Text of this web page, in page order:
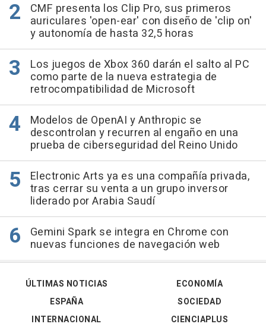
CMF presenta los Clip Pro, sus primeros
auriculares 'open-ear' con diseño de 'clip on'
y autonomía de hasta 32,5 horas
Los juegos de Xbox 360 darán el salto al PC
como parte de la nueva estrategia de
retrocompatibilidad de Microsoft
Modelos de OpenAI y Anthropic se
descontrolan y recurren al engaño en una
prueba de ciberseguridad del Reino Unido
Electronic Arts ya es una compañía privada,
tras cerrar su venta a un grupo inversor
liderado por Arabia Saudí
Gemini Spark se integra en Chrome con
nuevas funciones de navegación web
ÚLTIMAS NOTICIAS
ESPAÑA
INTERNACIONAL
ECONOMÍA
SOCIEDAD
CIENCIAPLUS